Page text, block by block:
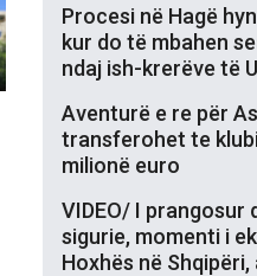
Procesi në Hagë
kur do të mbahen
ndaj ish-krerëve të
Aventurë e re për
transferohet te
milionë euro
VIDEO/ I prangosur
sigurie, momenti i
Hoxhës në